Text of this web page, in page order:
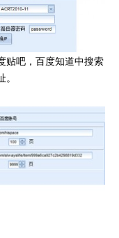
吧，百度知道中搜索